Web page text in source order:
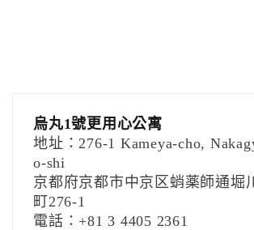
烏丸1號更用心公寓
地址：276-1 Kameya-cho,
o-shi
京都府京都市中京区蛸薬師通堀
町276-1
電話：+81 3 4405 2361